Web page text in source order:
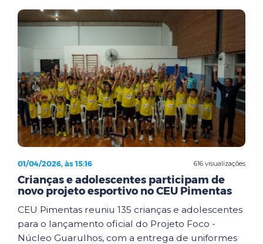
616 visualizações
01/04/2026, às 15:16
Crianças e adolescentes participam de
novo projeto esportivo no CEU Pimentas
CEU Pimentas reuniu 135 crianças e adolescentes
para o lançamento oficial do Projeto Foco -
Núcleo Guarulhos, com a entrega de uniformes